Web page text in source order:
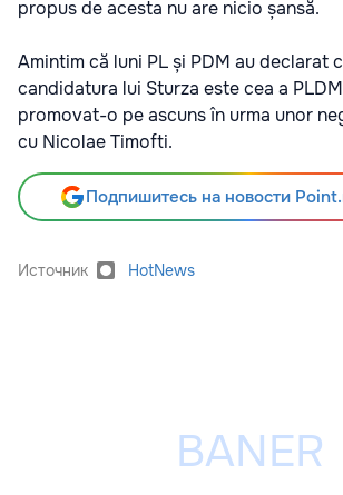
propus de acesta nu are nicio șansă.
Amintim că luni PL și PDM au declarat
candidatura lui Sturza este cea a
promovat-o pe ascuns în urma unor
cu Nicolae Timofti.
Подпишитесь на новости
Источник HotNews